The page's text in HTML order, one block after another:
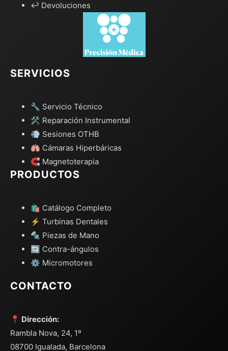
↩️ Devoluciones
SERVICIOS
🔧 Servicio Técnico
🛠️ Reparación Instrumental
💨 Sesiones OTHB
🫁 Cámaras Hiperbáricas
🧲 Magnetoterapia
PRODUCTOS
🛍️ Catálogo Completo
⚡ Turbinas Dentales
🔩 Piezas de Mano
🔄 Contra-ángulos
⚙️ Micromotores
CONTACTO
📍 Dirección:
Rambla Nova, 24, 1º
08700 Igualada, Barcelona